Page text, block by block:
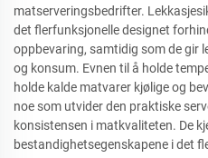
matserveringsbedrifter.
det flerfunksjonelle designet
oppbevaring, samtidig som de gir
og konsum. Evnen til å holde
holde kalde matvarer kjølige og
noe som utvider den praktiske
konsistensen i matkvaliteten. De
bestandighetsegenskapene i det